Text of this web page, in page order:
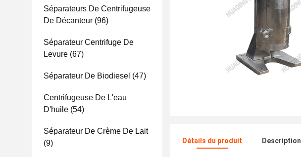
Séparateurs De Centrifugeuse
De Décanteur (96)
Séparateur Centrifuge De
Levure (67)
Séparateur De Biodiesel (47)
Centrifugeuse De L'eau
D'huile (54)
Séparateur De Crème De Lait
(9)
Détails du produit